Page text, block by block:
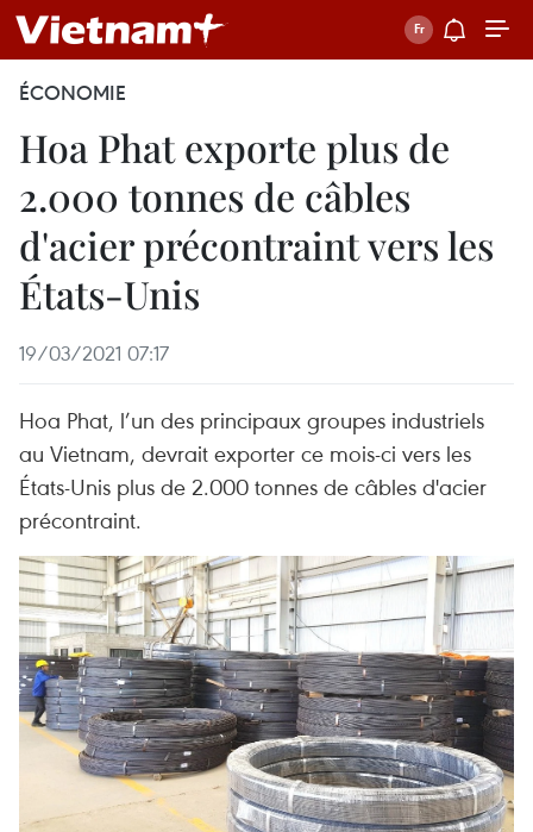
ÉCONOMIE
Hoa Phat exporte plus de
2.000 tonnes de câbles
d'acier précontraint vers les
États-Unis
19/03/2021 07:17
Hoa Phat, l’un des principaux groupes industriels
au Vietnam, devrait exporter ce mois-ci vers les
États-Unis plus de 2.000 tonnes de câbles d'acier
précontraint.